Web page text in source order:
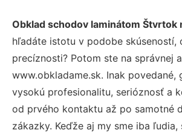
Obklad schodov laminátom Štvrtok
hľadáte istotu v podobe skúseností,
precíznosti? Potom ste na správnej
www.obkladame.sk. Inak povedané,
vysokú profesionalitu, serióznosť a
od prvého kontaktu až po samotné
zákazky. Keďže aj my sme iba ľudia,